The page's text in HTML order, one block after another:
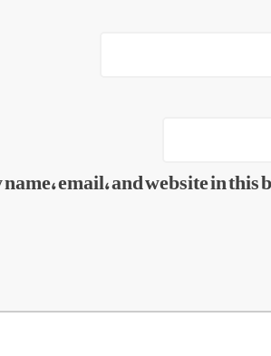
name, email, and website in